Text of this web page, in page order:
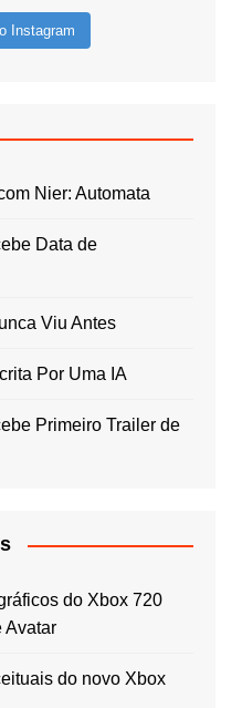
Instagram
Nier: Automata
Data de
Viu Antes
Por Uma IA
Primeiro Trailer de
do Xbox 720
Avatar
do novo Xbox